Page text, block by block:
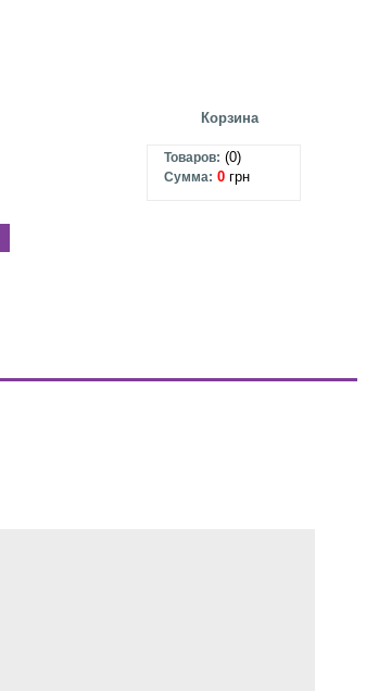
Корзина
Товаров: (0)
Сумма: 0 грн